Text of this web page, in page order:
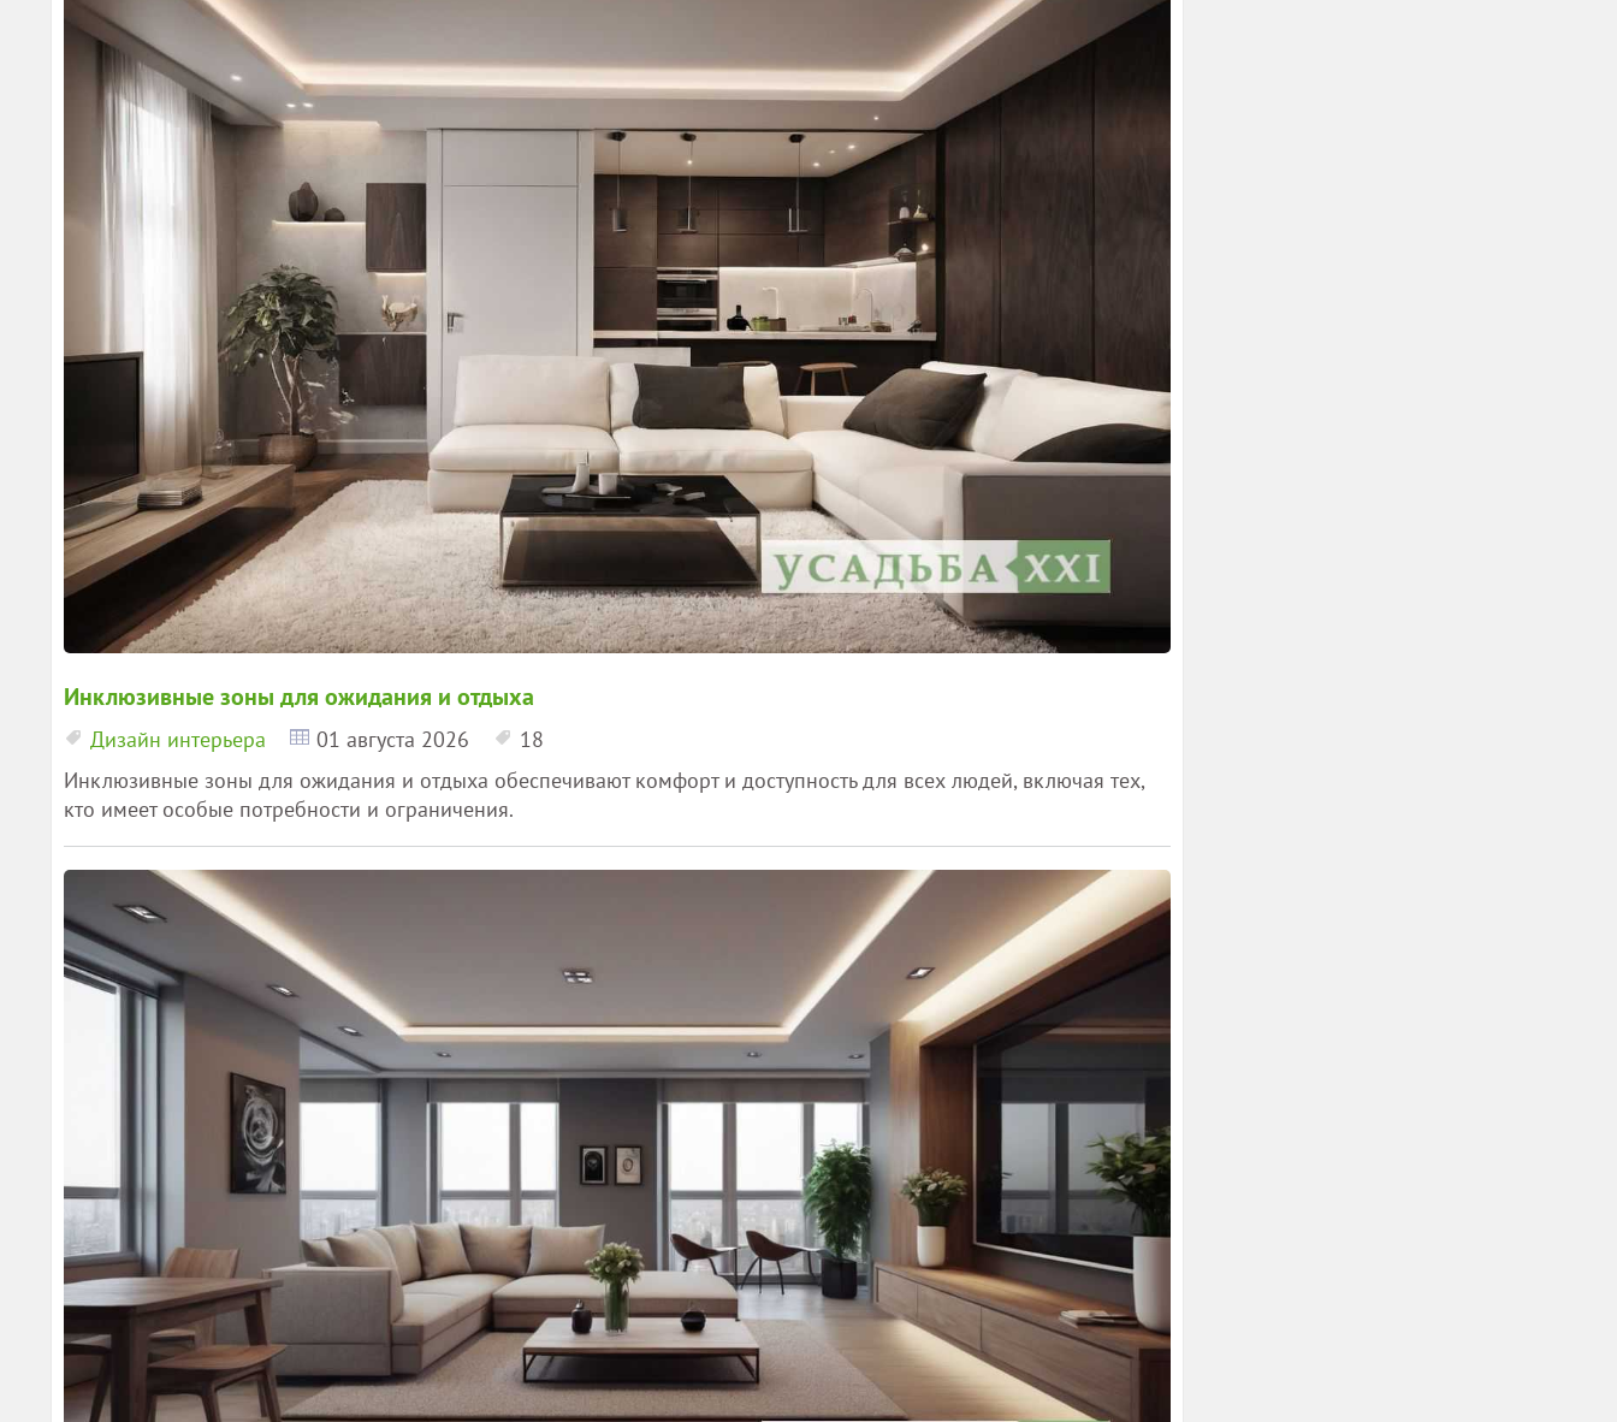
Инклюзивные зоны для ожидания и отдыха
Дизайн интерьера 01 августа 2026
18
Инклюзивные зоны для ожидания и отдыха обеспечивают комфорт и доступность для всех людей, включая тех,
кто имеет особые потребности и ограничения.